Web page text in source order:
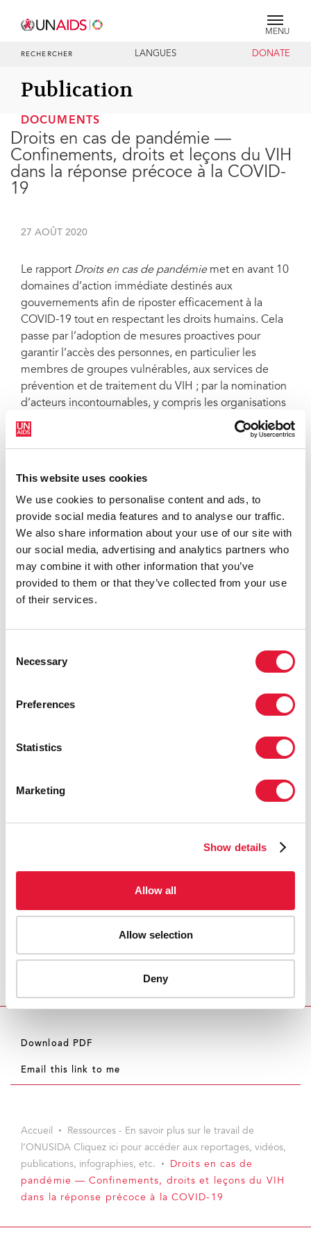
This website uses cookies
We use cookies to personalise content and ads, to
provide social media features and to analyse our traffic.
We also share information about your use of our site with
our social media, advertising and analytics partners who
may combine it with other information that you’ve
provided to them or that they’ve collected from your use
of their services.
Selection
Necessary
Preferences
Statistics
Marketing
Show details
Allow all
Allow selection
Deny
MENU
RECHERCHER LANGUES DONATE
Publication
DOCUMENTS
Droits en cas de pandémie —
Confinements, droits et leçons du VIH
dans la réponse précoce à la COVID-
19
27 AOÛT 2020
Le rapport Droits en cas de pandémiemet en avant 10
domaines d’action immédiate destinés aux
gouvernements afin de riposter efficacement à la
COVID-19 tout en respectant les droits humains. Cela
passe par l’adoption de mesures proactives pour
garantir l’accès des personnes, en particulier les
membres de groupes vulnérables, aux services de
prévention et de traitement du VIH ; par la nomination
d’acteurs incontournables, y compris les organisations
dirigées par une communauté, et en leur apportant un
soutien ; et par la mise en place de mesures
l’ONUSIDA en mars 2020. Ce dernier enjoignait aux
pays d’adopter une approche respectant les droits
humains dans leur riposte à la COVID-19 en prenant
en compte les bonnes pratiques nées de 40 ans de
lutte contre le VIH.
Download PDF
Email this link to me
Accueil
Ressources - En savoir plus sur le travail de
l’ONUSIDA Cliquez ici pour accéder aux reportages, vidéos,
publications, infographies, etc.
Droits en cas de
pandémie — Confinements, droits et leçons du VIH
dans la réponse précoce à la COVID-19